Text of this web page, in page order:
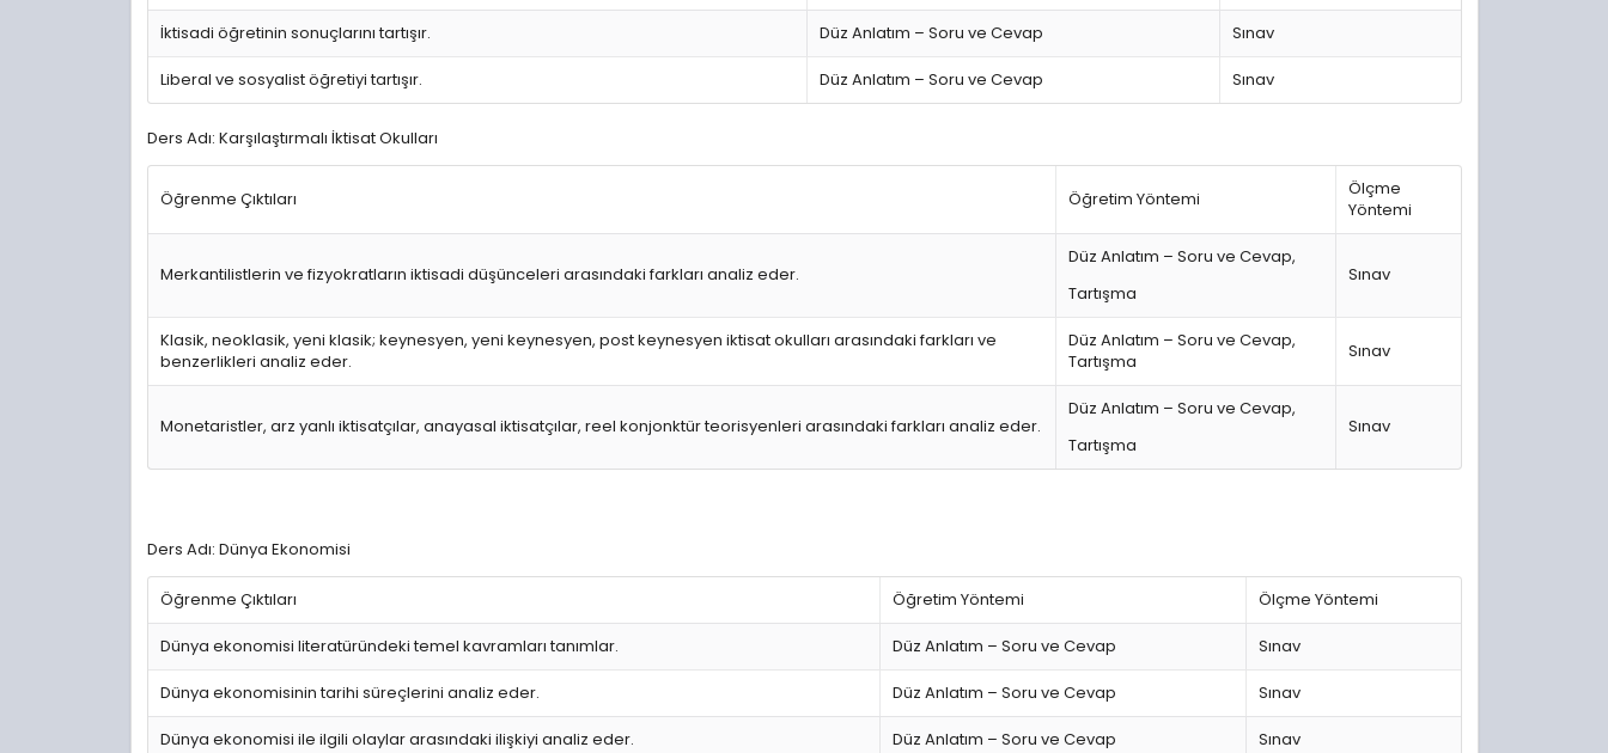
İktisadi öğretinin sonuçlarını tartışır. Düz Anlatım – Soru ve Cevap Sınav
Liberal ve sosyalist öğretiyi tartışır. Düz Anlatım – Soru ve Cevap Sınav
Ders Adı: Karşılaştırmalı İktisat Okulları
Öğrenme Çıktıları Öğretim Yöntemi
Ölçme
Yöntemi
Merkantilistlerin ve fizyokratların iktisadi düşünceleri arasındaki farkları analiz eder.
Düz Anlatım – Soru ve Cevap,
Tartışma
Sınav
Klasik, neoklasik, yeni klasik; keynesyen, yeni keynesyen, post keynesyen iktisat okulları arasındaki farkları ve
benzerlikleri analiz eder.
Düz Anlatım – Soru ve Cevap,
Tartışma
Sınav
Monetaristler, arz yanlı iktisatçılar, anayasal iktisatçılar, reel konjonktür teorisyenleri arasındaki farkları analiz eder.
Düz Anlatım – Soru ve Cevap,
Tartışma
Sınav
Ders Adı: Dünya Ekonomisi
Öğrenme Çıktıları Öğretim Yöntemi Ölçme Yöntemi
Dünya ekonomisi literatüründeki temel kavramları tanımlar. Düz Anlatım – Soru ve Cevap Sınav
Dünya ekonomisinin tarihi süreçlerini analiz eder. Düz Anlatım – Soru ve Cevap Sınav
Dünya ekonomisi ile ilgili olaylar arasındaki ilişkiyi analiz eder. Düz Anlatım – Soru ve Cevap Sınav